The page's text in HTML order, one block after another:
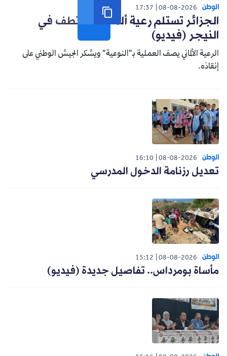
الوطن 08-08-2026
17:37
الجزائر تستلم رعية ألماني مختطف في
النيجر (فيديو)
الرعية الألماني يصف العملية بـ"النوعية" ويشكر الجيش الوطني على
إنقاذه.
الوطن 08-08-2026
16:10
تعديل رزنامة الدخول المدرسي
الوطن 08-08-2026
15:12
مأساة بومرداس.. تفاصيل جديدة (فيديو)